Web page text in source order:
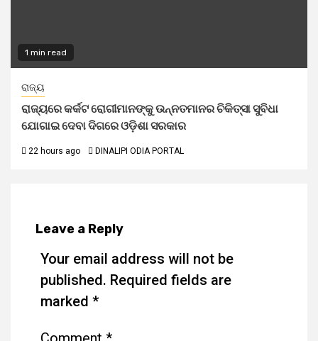
1 min read
ରାଜ୍ୟ
ରାଜ୍ୟରେ କର୍କଟ ରୋଗୀମାନଙ୍କୁ ଉନ୍ନତମାନର ଚିକିତ୍ସା ସୁବିଧା
ଯୋଗାଇ ଦେବା ଦିଗରେ ଓଡ଼ିଶା ସରକାର
22 hours ago DINALIPI ODIA PORTAL
Leave a Reply
Your email address will not be
published. Required fields are
marked *